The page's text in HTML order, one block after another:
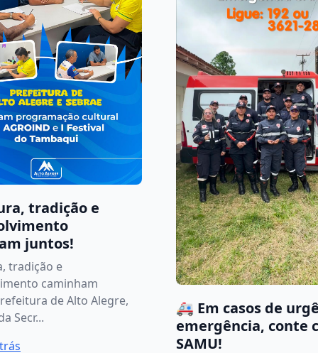
tradição e
juntos!
tradição e
caminham
de Alto Alegre,
Secr...
🚑 Em casos de
emergência, conte
SAMU!